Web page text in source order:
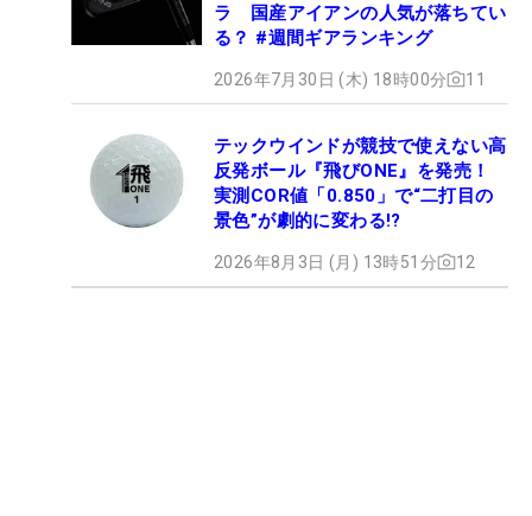
ラ 国産アイアンの人気が落ちてい
る？ #週間ギアランキング
2026年7月30日 (木) 18時00分 11
テックウインドが競技で使えない高
反発ボール『飛びONE』を発売！
実測COR値「0.850」で“二打目の
景色”が劇的に変わる!?
2026年8月3日 (月) 13時51分 12